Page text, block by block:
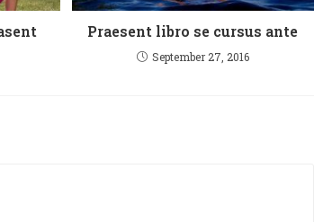
Praesent libro se cursus ante
September 27, 2016